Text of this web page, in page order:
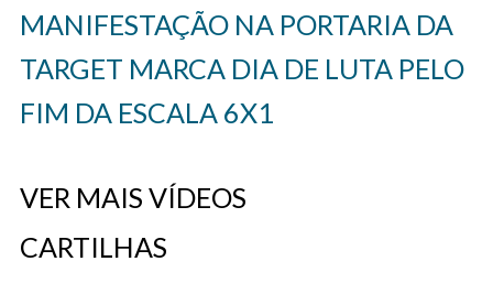
MANIFESTAÇÃO NA PORTARIA DA
TARGET MARCA DIA DE LUTA PELO
FIM DA ESCALA 6X1
VER MAIS VÍDEOS
CARTILHAS